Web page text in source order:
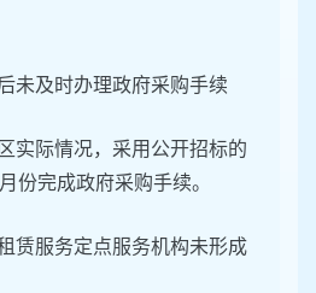
未及时办理政府采购手续
实际情况，采用公开招标的
份完成政府采购手续。
赁服务定点服务机构未形成